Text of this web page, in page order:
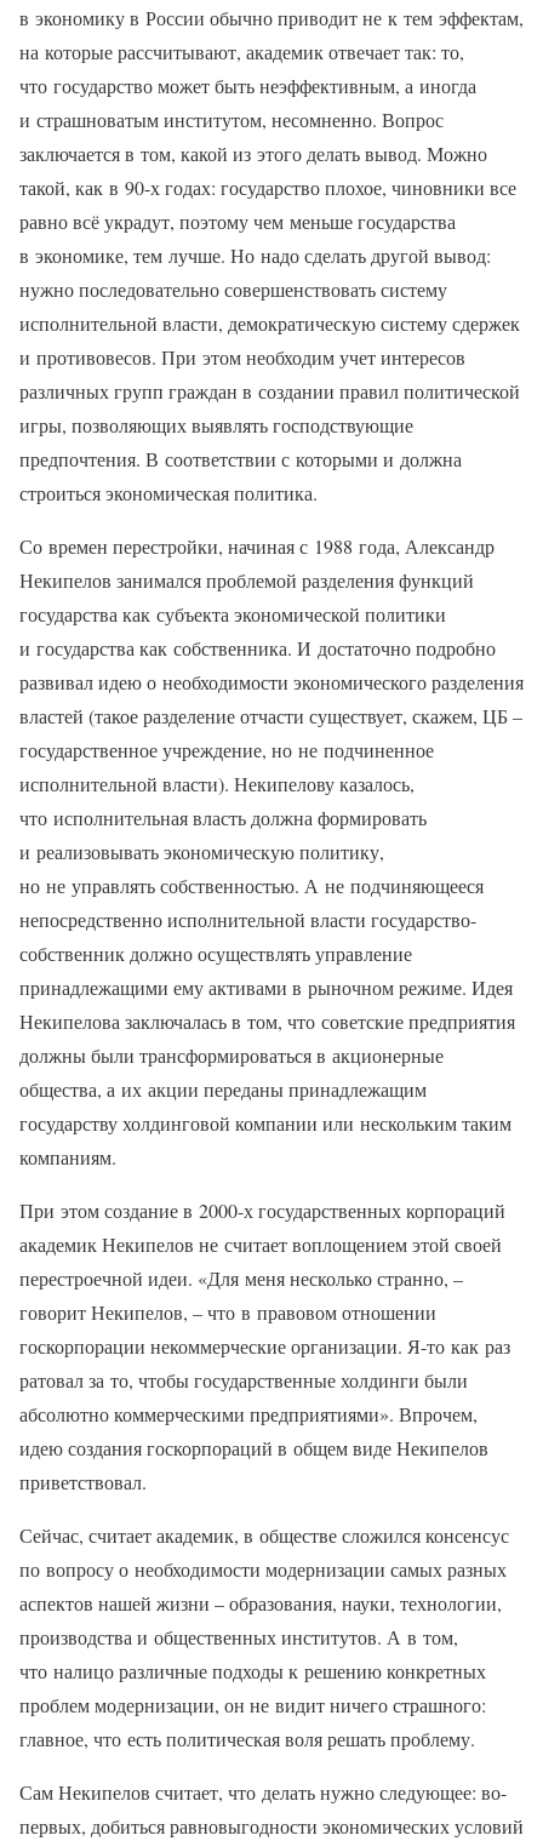
в экономику в России обычно приводит не к тем эффектам,
на которые рассчитывают, академик отвечает так: то,
что государство может быть неэффективным, а иногда
и страшноватым институтом, несомненно. Вопрос
заключается в том, какой из этого делать вывод. Можно
такой, как в 90-х годах: государство плохое, чиновники все
равно всё украдут, поэтому чем меньше государства
в экономике, тем лучше. Но надо сделать другой вывод:
нужно последовательно совершенствовать систему
исполнительной власти, демократическую систему сдержек
и противовесов. При этом необходим учет интересов
различных групп граждан в создании правил политической
игры, позволяющих выявлять господствующие
предпочтения. В соответствии с которыми и должна
строиться экономическая политика.
Со времен перестройки, начиная с 1988 года, Александр
Некипелов занимался проблемой разделения функций
государства как субъекта экономической политики
и государства как собственника. И достаточно подробно
развивал идею о необходимости экономического разделения
властей (такое разделение отчасти существует, скажем, ЦБ –
государственное учреждение, но не подчиненное
исполнительной власти). Некипелову казалось,
что исполнительная власть должна формировать
и реализовывать экономическую политику,
но не управлять собственностью. А не подчиняющееся
непосредственно исполнительной власти государство-
собственник должно осуществлять управление
принадлежащими ему активами в рыночном режиме. Идея
Некипелова заключалась в том, что советские предприятия
должны были трансформироваться в акционерные
общества, а их акции переданы принадлежащим
государству холдинговой компании или нескольким таким
компаниям.
При этом создание в 2000-х государственных корпораций
академик Некипелов не считает воплощением этой своей
перестроечной идеи. «Для меня несколько странно, –
говорит Некипелов, – что в правовом отношении
госкорпорации некоммерческие организации. Я-то как раз
ратовал за то, чтобы государственные холдинги были
абсолютно коммерческими предприятиями». Впрочем,
идею создания госкорпораций в общем виде Некипелов
приветствовал.
Сейчас, считает академик, в обществе сложился консенсус
по вопросу о необходимости модернизации самых разных
аспектов нашей жизни – образования, науки, технологии,
производства и общественных институтов. А в том,
что налицо различные подходы к решению конкретных
проблем модернизации, он не видит ничего страшного:
главное, что есть политическая воля решать проблему.
Сам Некипелов считает, что делать нужно следующее: во-
первых, добиться равновыгодности экономических условий